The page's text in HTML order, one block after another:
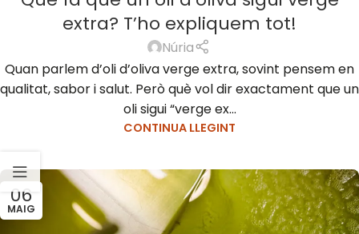
extra? T’ho expliquem tot!
Núria
Quan parlem d’oli d’oliva verge extra, sovint pensem en
qualitat, sabor i salut. Però què vol dir exactament que un
oli sigui “verge ex...
CONTINUA LLEGINT
06
MAIG